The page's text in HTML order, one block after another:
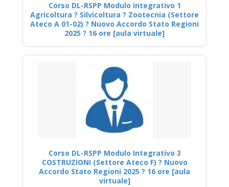
Corso DL-RSPP Modulo integrativo 1
Agricoltura ? Silvicoltura ? Zootecnia (Settore
Ateco A 01-02) ? Nuovo Accordo Stato Regioni
2025 ? 16 ore [aula virtuale]
Corso DL-RSPP Modulo Integrativo 3
COSTRUZIONI (Settore Ateco F) ? Nuovo
Accordo Stato Regioni 2025 ? 16 ore [aula
virtuale]